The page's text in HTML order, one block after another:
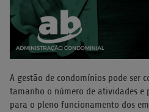
A gestão de condomínios pode ser
tamanho o número de atividades e
para o pleno funcionamento dos